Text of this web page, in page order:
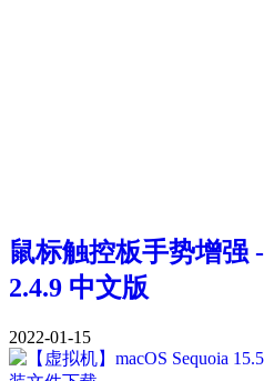
鼠标触控板手势增强
2.4.9 中文版
2022-01-15